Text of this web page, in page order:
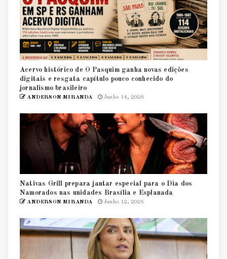
Acervo histórico de O Pasquim ganha novas edições
digitais e resgata capítulo pouco conhecido do
jornalismo brasileiro
ANDERSON MIRANDA Junho 14, 2026
Nativas Grill prepara jantar especial para o Dia dos
Namorados nas unidades Brasília e Esplanada
ANDERSON MIRANDA Junho 12, 2026